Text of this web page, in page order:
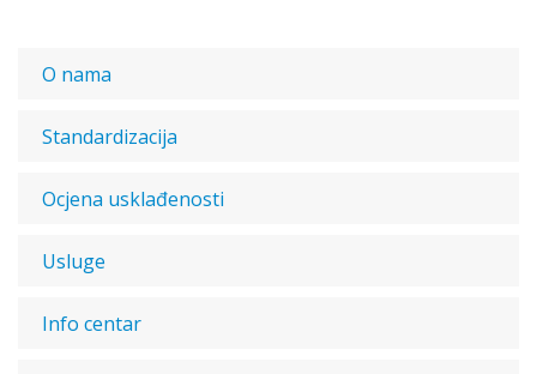
O nama
Standardizacija
Ocjena usklađenosti
Usluge
Info centar